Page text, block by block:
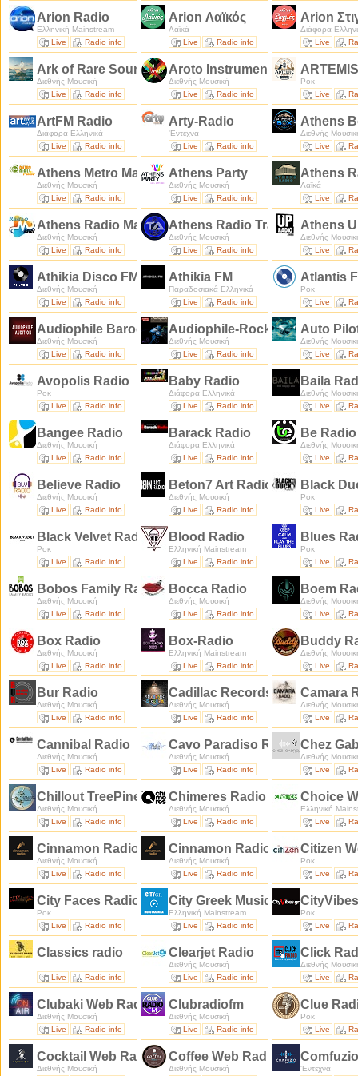
Arion Radio
Ελληνική Mainstream
Live
Radio info
Arion Λαϊκός
Λαϊκά
Live
Radio info
Arion
Διάφορα
Live
Ark of Rare Sounds
Διεθνής Μουσική
Live
Radio info
Aroto Instrumental Radio
Διεθνής Μουσική
Live
Radio info
Ροκ
Live
ArtFM Radio
Διάφορα Ελληνικά
Live
Radio info
Arty-Radio
'Εντεχνα
Live
Radio info
Athens
Διεθνής
Live
Athens Metro Mall Radio
Διεθνής Μουσική
Live
Radio info
Athens Party
Διεθνής Μουσική
Live
Radio info
Athens
Λαϊκά
Live
Athens Radio Master
Διεθνής Μουσική
Live
Radio info
Athens Radio Trance
Διεθνής Μουσική
Live
Radio info
Athens
Διεθνής
Live
Athikia Disco FM
Διεθνής Μουσική
Live
Radio info
Athikia FM
Παραδοσιακά Ελληνικά
Live
Radio info
Atlantis
Ροκ
Live
Audiophile Baroque
Διεθνής Μουσική
Live
Radio info
Audiophile-Rock/Blues
Διεθνής Μουσική
Live
Radio info
Auto
Διεθνής
Live
Avopolis Radio
Ροκ
Live
Radio info
Baby Radio
Διάφορα Ελληνικά
Live
Radio info
Baila
Διεθνής
Live
Bangee Radio
Διεθνής Μουσική
Live
Radio info
Barack Radio
Διάφορα Ελληνικά
Live
Radio info
Be
Διεθνής
Live
Believe Radio
Διεθνής Μουσική
Live
Radio info
Beton7 Art Radio
Διεθνής Μουσική
Live
Radio info
Black
Ροκ
Live
Black Velvet Radio
Ροκ
Live
Radio info
Blood Radio
Ελληνική Mainstream
Live
Radio info
Blues
Ροκ
Live
Bobos Family Radio
Διεθνής Μουσική
Live
Radio info
Bocca Radio
Διεθνής Μουσική
Live
Radio info
Boem
Διεθνής
Live
Box Radio
Διεθνής Μουσική
Live
Radio info
Box-Radio
Ελληνική Mainstream
Live
Radio info
Buddy
Διεθνής
Live
Bur Radio
Διεθνής Μουσική
Live
Radio info
Cadillac Records Radio
Διεθνής Μουσική
Live
Radio info
Camara
Διεθνής
Live
Cannibal Radio
Διεθνής Μουσική
Live
Radio info
Cavo Paradiso Radio
Διεθνής Μουσική
Live
Radio info
Chez
Διεθνής
Live
Chillout TreePines Radio
Διεθνής Μουσική
Live
Radio info
Chimeres Radio
Διεθνής Μουσική
Live
Radio info
Choice
Ελληνική
Live
Cinnamon Radio Deep & Elegant Vibes
Διεθνής Μουσική
Live
Radio info
Cinnamon Radio Easy
Διεθνής Μουσική
Live
Radio info
Citizen
Ροκ
Live
City Faces Radio
Ροκ
Live
Radio info
City Greek Music
Ελληνική Mainstream
Live
Radio info
Ροκ
Live
Classics radio
Live Radio info
Clearjet Radio
Διεθνής Μουσική
Live
Radio info
Click
Διεθνής
Live
Clubaki Web Radio
Διεθνής Μουσική
Live
Radio info
Clubradiofm
Διεθνής Μουσική
Live
Radio info
Clue
Ροκ
Live
Cocktail Web Radio
Διεθνής Μουσική
Coffee Web Radio
Διεθνής Μουσική
'Εντεχνα